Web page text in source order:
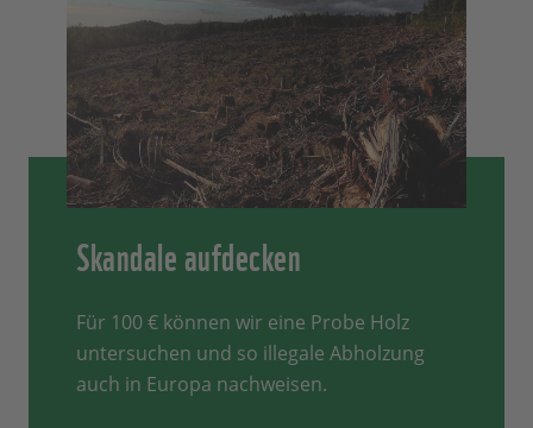
Skandale aufdecken
Für 100 € können wir eine Probe Holz
untersuchen und so illegale Abholzung
auch in Europa nachweisen.